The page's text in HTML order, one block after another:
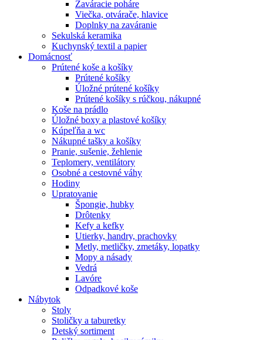
Zaváracie poháre
Viečka, otvárače, hlavice
Doplnky na zaváranie
Sekulská keramika
Kuchynský textil a papier
Domácnosť
Prútené koše a košíky
Prútené košíky
Úložné prútené košíky
Prútené košíky s rúčkou, nákupné
Koše na prádlo
Úložné boxy a plastové košíky
Kúpeľňa a wc
Nákupné tašky a košíky
Pranie, sušenie, žehlenie
Teplomery, ventilátory
Osobné a cestovné váhy
Hodiny
Upratovanie
Špongie, hubky
Drôtenky
Kefy a kefky
Utierky, handry, prachovky
Metly, metličky, zmetáky, lopatky
Mopy a násady
Vedrá
Lavóre
Odpadkové koše
Nábytok
Stoly
Stoličky a taburetky
Detský sortiment